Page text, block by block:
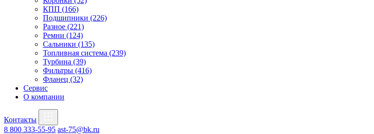
КПП (166)
Подшипники (226)
Разное (221)
Ремни (124)
Сальники (135)
Топливная система (239)
Турбина (39)
Фильтры (416)
Фланец (32)
Сервис
О компании
Контакты
8 800 333-55-95 ast-75@bk.ru